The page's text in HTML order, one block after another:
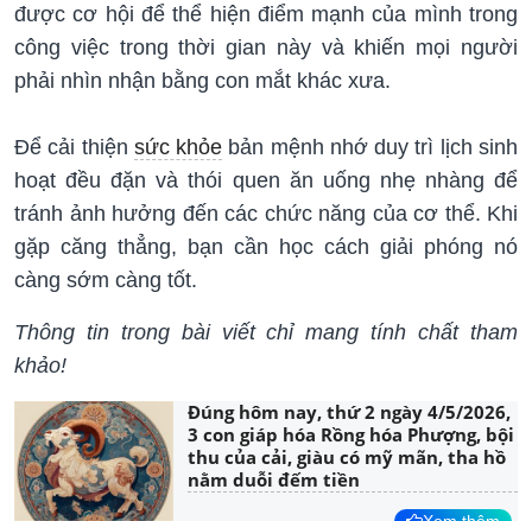
được cơ hội để thể hiện điểm mạnh của mình trong
công việc trong thời gian này và khiến mọi người
phải nhìn nhận bằng con mắt khác xưa.
Để cải thiện sức khỏe bản mệnh nhớ duy trì lịch sinh
hoạt đều đặn và thói quen ăn uống nhẹ nhàng để
tránh ảnh hưởng đến các chức năng của cơ thể. Khi
gặp căng thẳng, bạn cần học cách giải phóng nó
càng sớm càng tốt.
Thông tin trong bài viết chỉ mang tính chất tham
khảo!
Đúng hôm nay, thứ 2 ngày 4/5/2026,
3 con giáp hóa Rồng hóa Phượng, bội
thu của cải, giàu có mỹ mãn, tha hồ
nằm duỗi đếm tiền